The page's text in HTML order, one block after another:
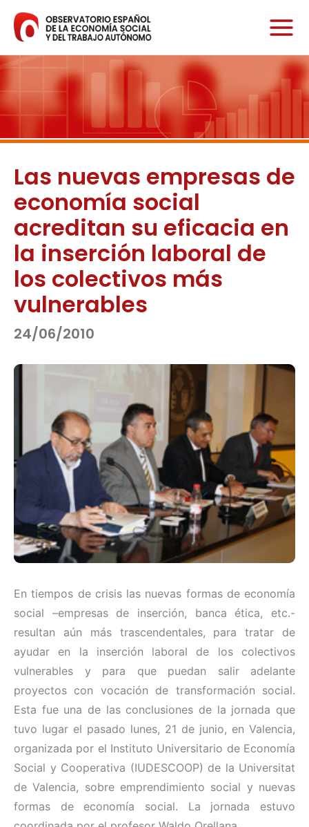
contenido
Las nuevas empresas de
economía social
acreditan su eficacia en
la inserción laboral de
los colectivos más
vulnerables
24/06/2010
En tiempos de crisis las nuevas formas de economía
social –empresas de inserción, banca ética, etc.-
resultan aún más trascendentales, para tratar de
ayudar en la inserción laboral de los colectivos
vulnerables y para que puedan salir adelante
proyectos con vocación de transformación social.
Esta fue una de las conclusiones de la jornada que
tuvo lugar el pasado lunes, 21 de junio, en Valencia,
organizada por el Instituto Universitario de Economía
Social y Cooperativa (IUDESCOOP) de la Universitat
de Valencia, sobre emprendimiento social y nuevas
formas de economía social. La jornada estuvo